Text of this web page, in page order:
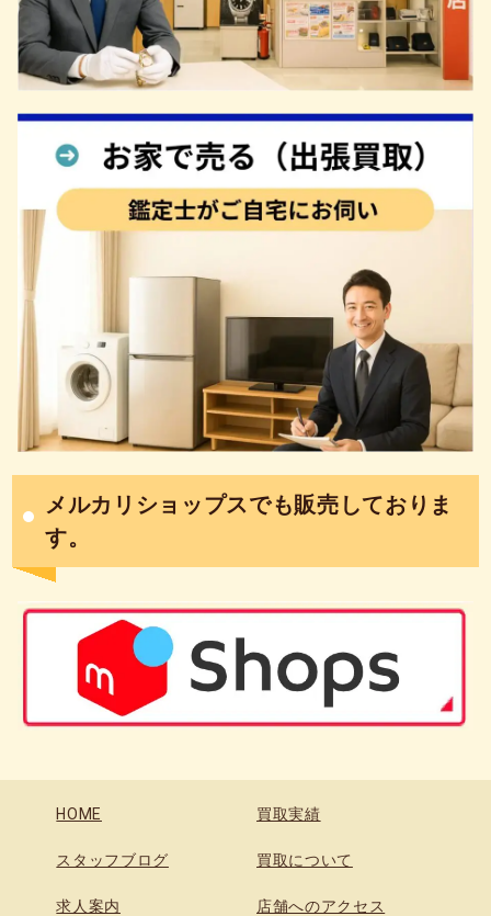
メルカリショップスでも販売しておりま
す。
HOME 買取実績
スタッフブログ 買取について
求人案内 店舗へのアクセス